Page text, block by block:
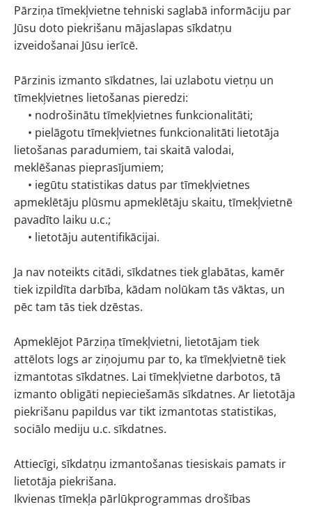
Pārziņa tīmekļvietne tehniski saglabā informāciju par
Jūsu doto piekrišanu mājaslapas sīkdatņu
izveidošanai Jūsu ierīcē.
Pārzinis izmanto sīkdatnes, lai uzlabotu vietņu un
tīmekļvietnes lietošanas pieredzi:
• nodrošinātu tīmekļvietnes funkcionalitāti;
• pielāgotu tīmekļvietnes funkcionalitāti lietotāja
lietošanas paradumiem, tai skaitā valodai,
meklēšanas pieprasījumiem;
• iegūtu statistikas datus par tīmekļvietnes
apmeklētāju plūsmu apmeklētāju skaitu, tīmekļvietnē
pavadīto laiku u.c.;
• lietotāju autentifikācijai.
Ja nav noteikts citādi, sīkdatnes tiek glabātas, kamēr
tiek izpildīta darbība, kādam nolūkam tās vāktas, un
pēc tam tās tiek dzēstas.
Apmeklējot Pārziņa tīmekļvietni, lietotājam tiek
attēlots logs ar ziņojumu par to, ka tīmekļvietnē tiek
izmantotas sīkdatnes. Lai tīmekļvietne darbotos, tā
izmanto obligāti nepieciešamās sīkdatnes. Ar lietotāja
piekrišanu papildus var tikt izmantotas statistikas,
sociālo mediju u.c. sīkdatnes.
Attiecīgi, sīkdatņu izmantošanas tiesiskais pamats ir
lietotāja piekrišana.
Ikvienas tīmekļa pārlūkprogrammas drošības